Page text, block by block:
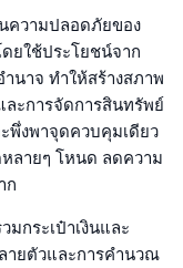
ความปลอดภัยของ
ยใช้ประโยชน์จาก
นาจ ทำให้สร้างสภาพ
ะการจัดการสินทรัพย์
พึ่งพาจุดควบคุมเดียว
ลายๆ โหนด ลดความ
ก
กระเป๋าเงินและ
ายตัวและการคำนวณ